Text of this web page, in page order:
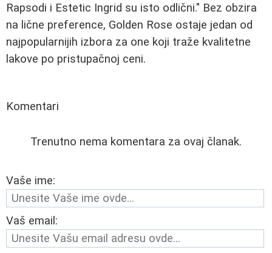
Rapsodi i Estetic Ingrid su isto odlični." Bez obzira
na lične preference, Golden Rose ostaje jedan od
najpopularnijih izbora za one koji traže kvalitetne
lakove po pristupačnoj ceni.
Komentari
Trenutno nema komentara za ovaj članak.
Vaše ime:
Vaš email: